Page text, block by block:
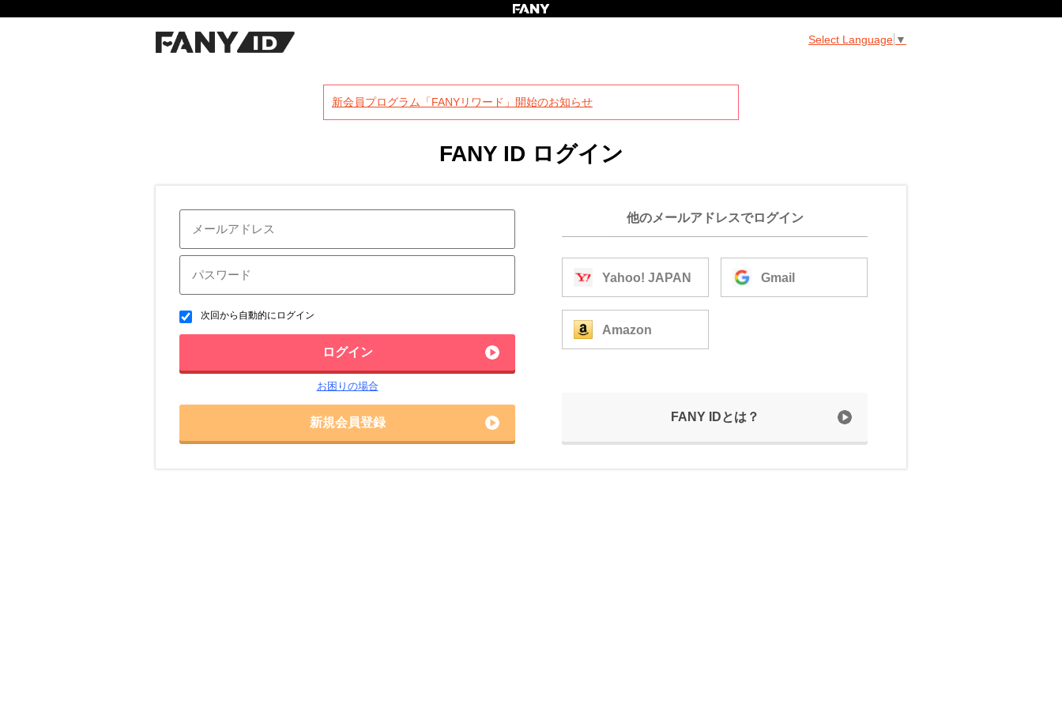
Select Language ▼
新会員プログラム「FANYリワード」開始のお知らせ
FANY ID ログイン
次回から自動的にログイン
ログイン
お困りの場合
新規会員登録
他のメールアドレスでログイン
Yahoo! JAPAN Gmail
Amazon
FANY IDとは？